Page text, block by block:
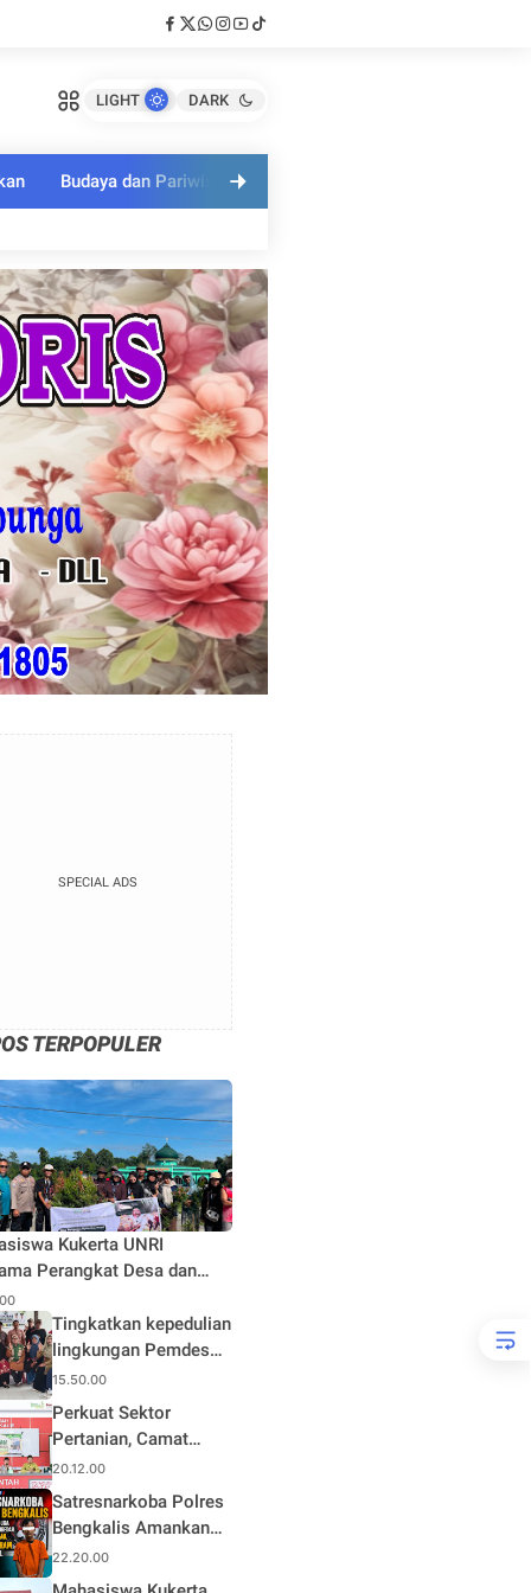
LIGHT DARK
Budaya dan Pariwisata
SPECIAL ADS
TERPOPULER
Kukerta UNRI
Perangkat Desa dan
laksanakan
100 bibit Tanaman
Merah dan Tanaman buah
Tingkatkan kepedulian
lingkungan Pemdes
Pangkalan Nyirih
gelar pelatihan
pengolahan Limbah
15.50.00
Perkuat Sektor
Pertanian, Camat
Rupat Utara Buka
Pelatihan Budidaya
dan Pengelolaan Hasil
Panen Pertanian di
Desa Teluk Rhu
20.12.00
Satresnarkoba Polres
Bengkalis Amankan
Terduga Pengedar
Sabu di Mandau, Sita
22.20.00